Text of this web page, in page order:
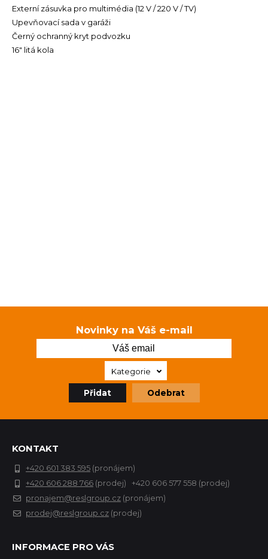
Externí zásuvka pro multimédia (12 V / 220 V / TV)
Upevňovací sada v garáži
Černý ochranný kryt podvozku
16" litá kola
Novinky na Váš e-mail
Kategorie
Přidat Odebrat
KONTAKT
+420 601 383 595 (pronájem)
+420 606 288 766 (prodej) +420 606 577 558 (prodej)
pronajem@reslgroup.cz (pronájem)
prodej@reslgroup.cz (prodej)
INFORMACE PRO VÁS